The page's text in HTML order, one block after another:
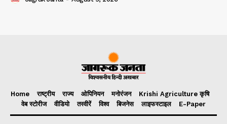
Home राष्ट्रीय राज्य ओपिनियन मनोरंजन
Krishi Agriculture कृषि
वेब स्टोरीज
वीडियो तस्वीरें विश्व बिजनेस लाइफस्टाइल E-Paper